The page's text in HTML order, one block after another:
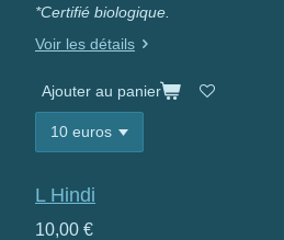
*Certifié biologique.
Voir les détails
Ajouter au panier
L Hindi
10,00 €